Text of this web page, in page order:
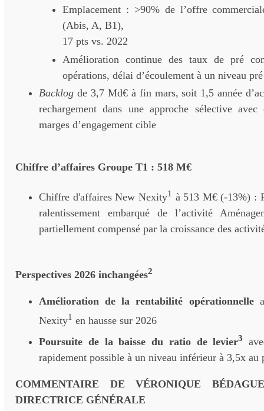
Emplacement : >90% de l’offre
(Abis, A, B1),
17 pts vs. 2022
Amélioration continue des taux de pré
opérations, délai d’écoulement à un niveau
Backlog de 3,7 Md€ à fin mars, soit 1,5 année
rechargement dans une approche sélective avec
marges d’engagement cible
Chiffre d’affaires Groupe T1 : 518 M€
Chiffre d'affaires New Nexity1 à 513 M€ (-13%) :
ralentissement embarqué de l’activité
partiellement compensé par la croissance des
Perspectives 2026 inchangées2
Amélioration de la rentabilité opérationnelle
Nexity1 en hausse sur 2026
Poursuite de la baisse du ratio de levier3
rapidement possible à un niveau inférieur à 3,5x au
COMMENTAIRE DE VÉRONIQUE
DIRECTRICE GÉNÉRALE